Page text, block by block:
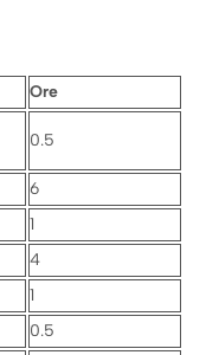
Ore
0.5
6
1
4
1
0.5